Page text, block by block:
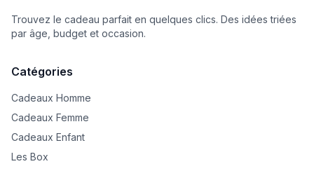
Trouvez le cadeau parfait en quelques clics. Des idées triées
par âge, budget et occasion.
Catégories
Cadeaux Homme
Cadeaux Femme
Cadeaux Enfant
Les Box